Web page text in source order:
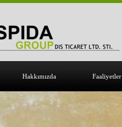
Hakkımızda Faaliyetler